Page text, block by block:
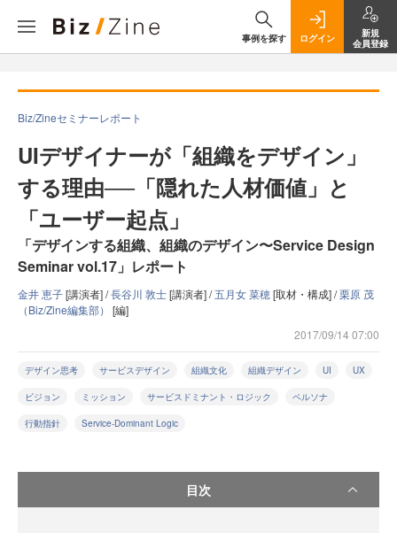
事例を探す ログイン
新規
会員登録
Biz/Zineセミナーレポート
UIデザイナーが「組織をデザイン」
する理由──「隠れた人材価値」と
「ユーザー起点」
「デザインする組織、組織のデザイン〜Service Design
Seminar vol.17」レポート
金井 恵子[講演者] /長谷川 敦士[講演者] /五月女 菜穂[取材・構成] /栗原 茂
（Biz/Zine編集部） [編]
2017/09/14 07:00
デザイン思考 サービスデザイン 組織文化 組織デザイン UI UX
ビジョン ミッション サービスドミナント・ロジック ペルソナ
行動指針 Service-Dominant Logic
目次